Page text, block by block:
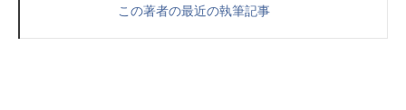
この著者の最近の執筆記事